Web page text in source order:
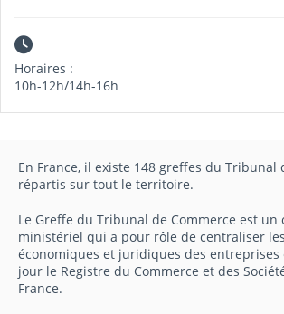
Horaires :
10h-12h/14h-16h
En France, il existe 148 greffes du Tribunal
répartis sur tout le territoire.
Le Greffe du Tribunal de Commerce est un
ministériel qui a pour rôle de centraliser
économiques et juridiques des entreprises
jour le Registre du Commerce et des
France.